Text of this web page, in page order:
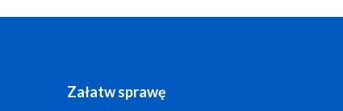
Załatw sprawę